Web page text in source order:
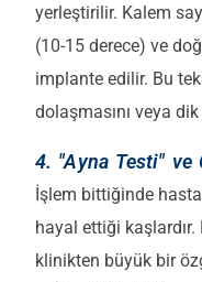
yerleştirilir. Kalem
(10-15 derece) ve
implante edilir. Bu
dolaşmasını veya dik
4. "Ayna Testi" ve
İşlem bittiğinde
hayal ettiği kaşlardır.
klinikten büyük bir